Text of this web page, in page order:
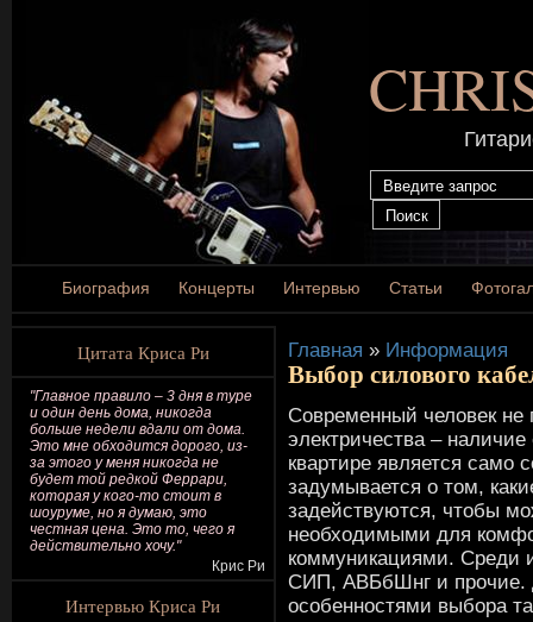
Биография Концерты Интервью Статьи
Цитата Криса Ри
"Главное правило – 3 дня в туре
и один день дома, никогда
больше недели вдали от дома.
Это мне обходится дорого, из-
за этого у меня никогда не
будет той редкой Феррари,
которая у кого-то стоит в
шоуруме, но я думаю, это
честная цена. Это то, чего я
действительно хочу."
Крис Ри
Интервью Криса Ри
Главная » Информация
Выбор силового
Современный человек не
электричества –
квартире является
задумывается о том,
задействуются, чтобы
необходимыми для
коммуникациями. Среди
СИП, АВБбШнг и прочие.
особенностями выбора